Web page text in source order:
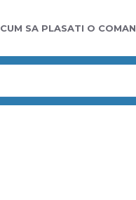
CUM SA PLASATI O